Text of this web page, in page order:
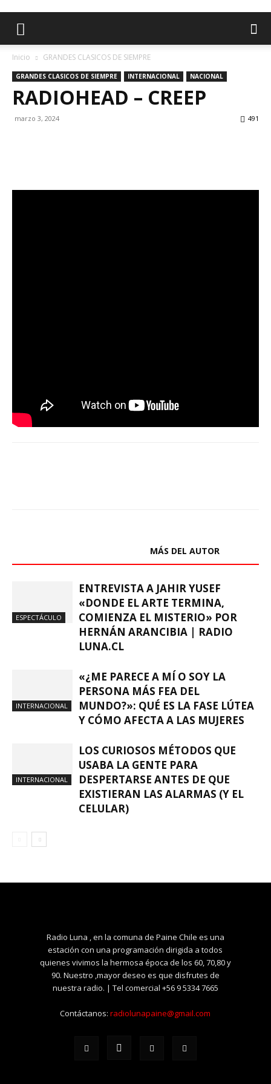
Inicio GRANDES CLASICOS DE SIEMPRE
GRANDES CLASICOS DE SIEMPRE INTERNACIONAL NACIONAL
RADIOHEAD – CREEP
marzo 3, 2024 491
MÁS DEL AUTOR
ESPECTÁCULO
ENTREVISTA A JAHIR YUSEF
«DONDE EL ARTE TERMINA,
COMIENZA EL MISTERIO» POR
HERNÁN ARANCIBIA | RADIO
LUNA.CL
INTERNACIONAL
«¿ME PARECE A MÍ O SOY LA
PERSONA MÁS FEA DEL
MUNDO?»: QUÉ ES LA FASE LÚTEA
Y CÓMO AFECTA A LAS MUJERES
INTERNACIONAL
LOS CURIOSOS MÉTODOS QUE
USABA LA GENTE PARA
DESPERTARSE ANTES DE QUE
EXISTIERAN LAS ALARMAS (Y EL
CELULAR)
Radio Luna , en la comuna de Paine Chile es una
estación con una programación dirigida a todos
quienes vivimos la hermosa época de los 60, 70,80 y
90. Nuestro ,mayor deseo es que disfrutes de
nuestra radio. | Tel comercial +56 9 5334 7665
Contáctanos:radiolunapaine@gmail.com